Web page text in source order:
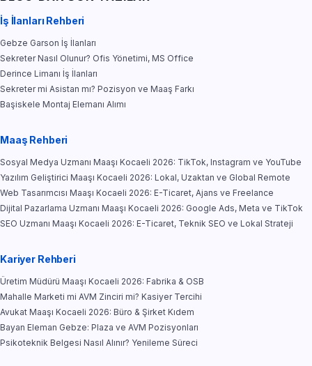
İş İlanları Rehberi
Gebze Garson İş İlanları
Sekreter Nasıl Olunur? Ofis Yönetimi, MS Office
Derince Limanı İş İlanları
Sekreter mi Asistan mı? Pozisyon ve Maaş Farkı
Başiskele Montaj Elemanı Alımı
Maaş Rehberi
Sosyal Medya Uzmanı Maaşı Kocaeli 2026: TikTok, Instagram ve YouTube
Yazılım Geliştirici Maaşı Kocaeli 2026: Lokal, Uzaktan ve Global Remote
Web Tasarımcısı Maaşı Kocaeli 2026: E-Ticaret, Ajans ve Freelance
Dijital Pazarlama Uzmanı Maaşı Kocaeli 2026: Google Ads, Meta ve TikTok
SEO Uzmanı Maaşı Kocaeli 2026: E-Ticaret, Teknik SEO ve Lokal Strateji
Kariyer Rehberi
Üretim Müdürü Maaşı Kocaeli 2026: Fabrika & OSB
Mahalle Marketi mi AVM Zinciri mi? Kasiyer Tercihi
Avukat Maaşı Kocaeli 2026: Büro & Şirket Kıdem
Bayan Eleman Gebze: Plaza ve AVM Pozisyonları
Psikoteknik Belgesi Nasıl Alınır? Yenileme Süreci